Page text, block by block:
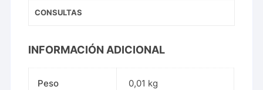
CONSULTAS
INFORMACIÓN ADICIONAL
Peso 0,01 kg